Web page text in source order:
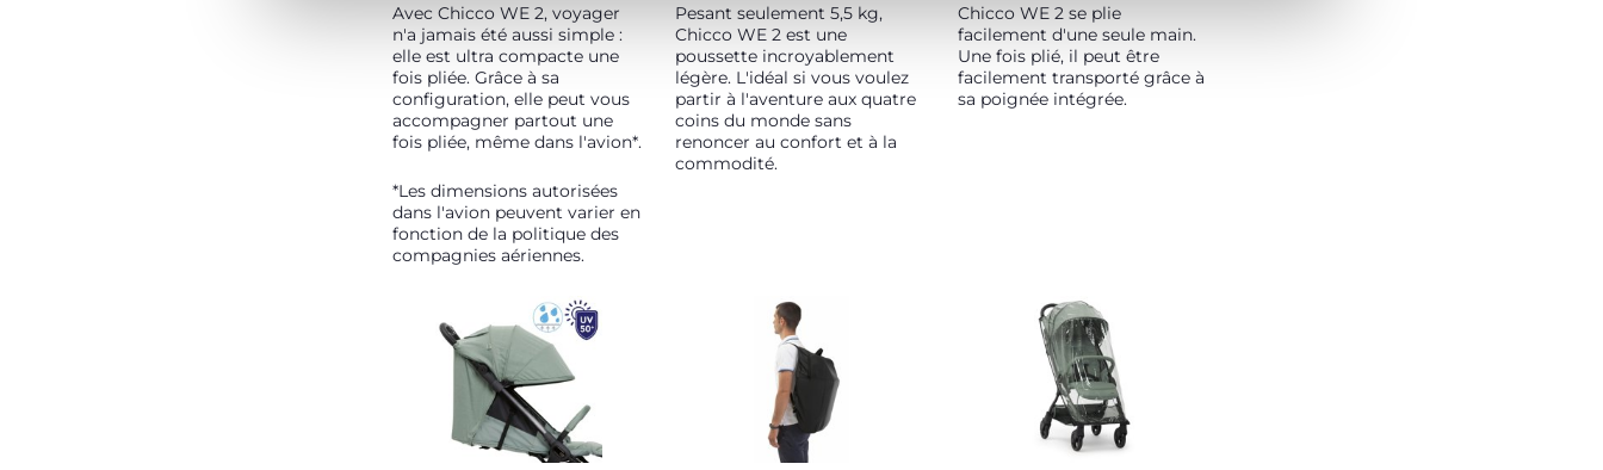
Avec Chicco WE 2, voyager
n'a jamais été aussi simple :
elle est ultra compacte une
fois pliée. Grâce à sa
configuration, elle peut vous
accompagner partout une
fois pliée, même dans l'avion*.
*Les dimensions autorisées
dans l'avion peuvent varier en
fonction de la politique des
compagnies aériennes.
Pesant seulement 5,5 kg,
Chicco WE 2 est une
poussette incroyablement
légère. L'idéal si vous voulez
partir à l'aventure aux quatre
coins du monde sans
renoncer au confort et à la
commodité.
Chicco WE 2 se plie
facilement d'une seule main.
Une fois plié, il peut être
facilement transporté grâce à
sa poignée intégrée.